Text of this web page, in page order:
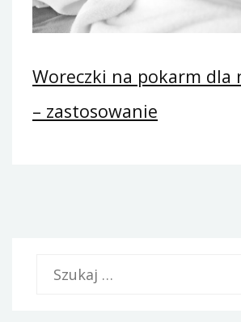
Woreczki na pokarm dla
– zastosowanie